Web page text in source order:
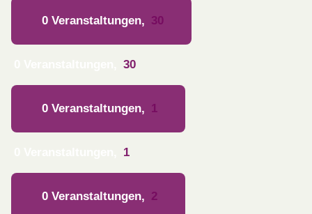
0 Veranstaltungen, 30
30
0 Veranstaltungen, 1
1
0 Veranstaltungen, 2